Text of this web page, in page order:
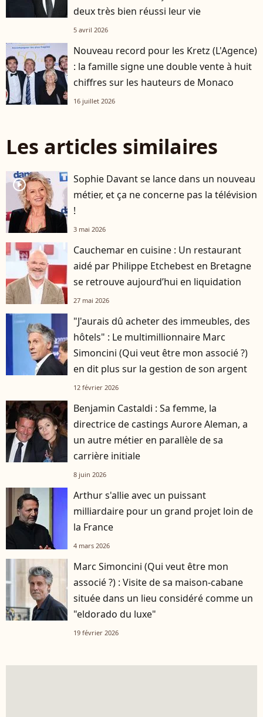
deux très bien réussi leur vie
5 avril 2026
Nouveau record pour les Kretz (L'Agence)
: la famille signe une double vente à huit
chiffres sur les hauteurs de Monaco
16 juillet 2026
Les articles similaires
player2
Sophie Davant se lance dans un nouveau
métier, et ça ne concerne pas la télévision
!
3 mai 2026
Cauchemar en cuisine : Un restaurant
aidé par Philippe Etchebest en Bretagne
se retrouve aujourd’hui en liquidation
27 mai 2026
"J'aurais dû acheter des immeubles, des
hôtels" : Le multimillionnaire Marc
Simoncini (Qui veut être mon associé ?)
en dit plus sur la gestion de son argent
12 février 2026
Benjamin Castaldi : Sa femme, la
directrice de castings Aurore Aleman, a
un autre métier en parallèle de sa
carrière initiale
8 juin 2026
Arthur s'allie avec un puissant
milliardaire pour un grand projet loin de
la France
4 mars 2026
Marc Simoncini (Qui veut être mon
associé ?) : Visite de sa maison-cabane
située dans un lieu considéré comme un
"eldorado du luxe"
19 février 2026